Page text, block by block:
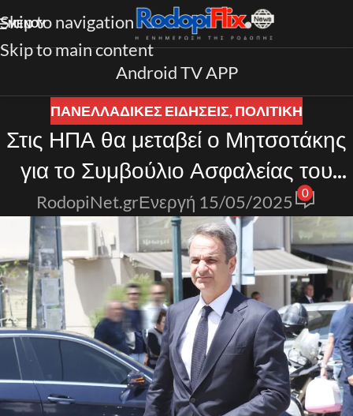
Skip to navigation
Skip to main content
ΜΕΝΟΎ
Android TV APP
ΠΑΝΕΛΛΑΔΙΚΈΣ ΕΙΔΉΣΕΙΣ,ΠΟΛΙΤΙΚΗ
Στις ΗΠΑ θα μεταβεί ο Μητσοτάκης
για το Συμβούλιο Ασφαλείας του
ΟΗΕ
RodopiNet.grΕνεργή 15/05/2025 0